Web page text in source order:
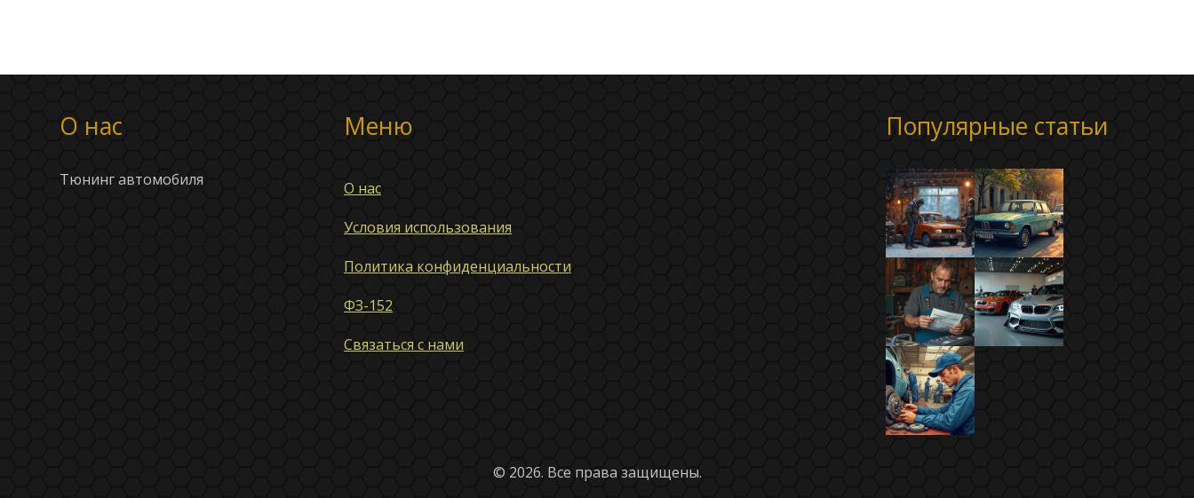
О нас
Тюнинг автомобиля
Меню
О нас
Условия использования
Политика конфиденциальности
ФЗ-152
Связаться с нами
Популярные статьи
© 2026. Все права защищены.